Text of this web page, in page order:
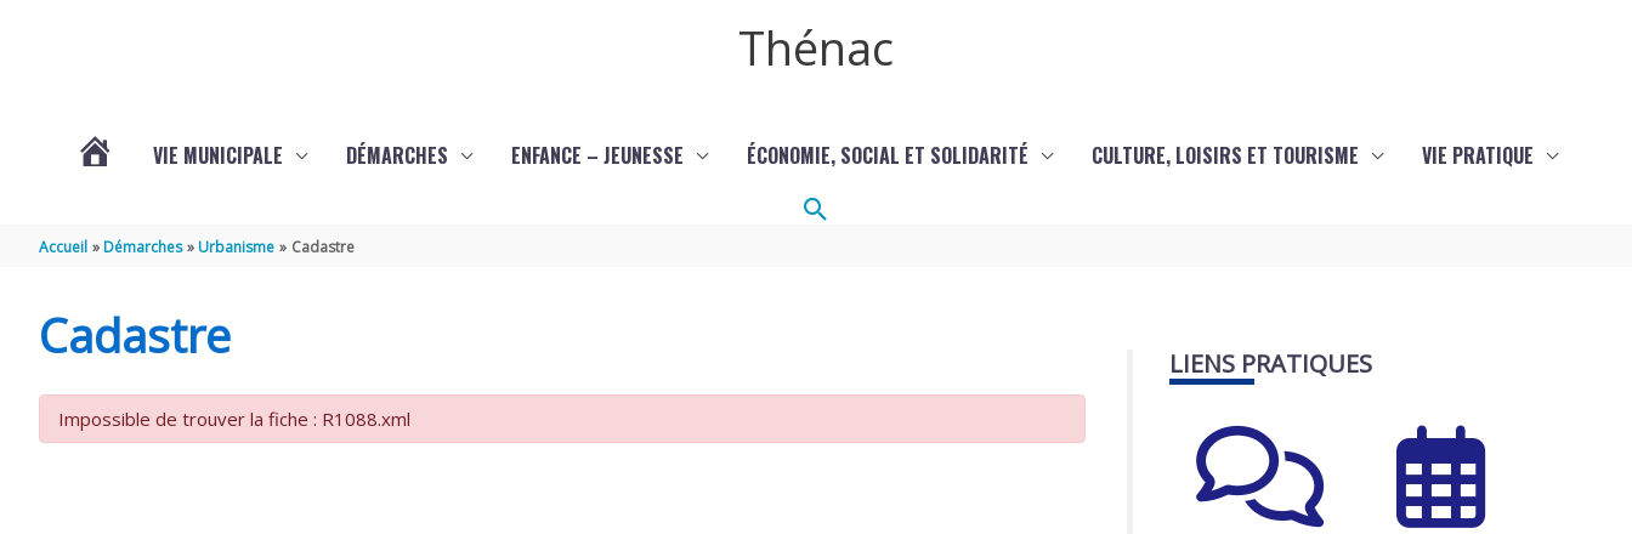
Thénac
THÉNAC
VIE MUNICIPALE DÉMARCHES ENFANCE – JEUNESSE ÉCONOMIE, SOCIAL ET SOLIDARITÉ CULTURE, LOISIRS ET TOURISME VIE PRATIQUE
Rechercher
Accueil Démarches Urbanisme Cadastre
Cadastre
Impossible de trouver la fiche : R1088.xml
LIENS PRATIQUES